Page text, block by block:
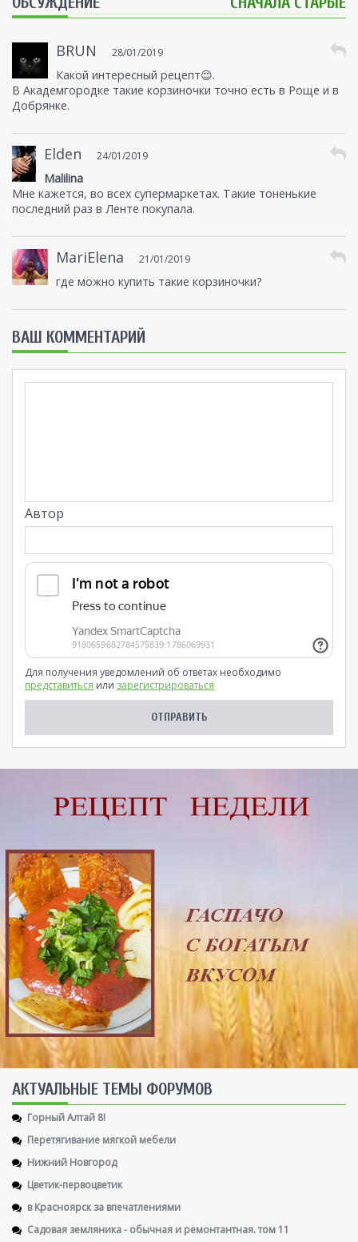
BRUN 28/01/2019
Какой интересный рецепт😊.
В Академгородке такие корзиночки точно есть в Роще и в
Добрянке.
Elden 24/01/2019
Malilina
Мне кажется, во всех супермаркетах. Такие тоненькие
последний раз в Ленте покупала.
MariElena 21/01/2019
где можно купить такие корзиночки?
ВАШ КОММЕНТАРИЙ
Автор
Для получения уведомлений об ответах необходимо
представиться или зарегистрироваться
AКТУАЛЬНЫЕ ТЕМЫ ФОРУМОВ
Горный Алтай 8!
Перетягивание мягкой мебели
Нижний Новгород
Цветик-первоцветик
в Красноярск за впечатлениями
Садовая земляника - обычная и ремонтантная. том 11